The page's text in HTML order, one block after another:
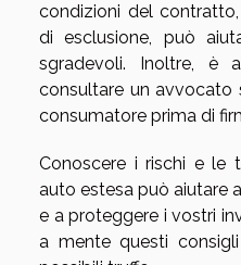
condizioni del
di esclusione, può
sgradevoli. Inoltre, è
consultare un avvocato
consumatore prima di
Conoscere i rischi e le
auto estesa può aiutare
e a proteggere i vostri
a mente questi